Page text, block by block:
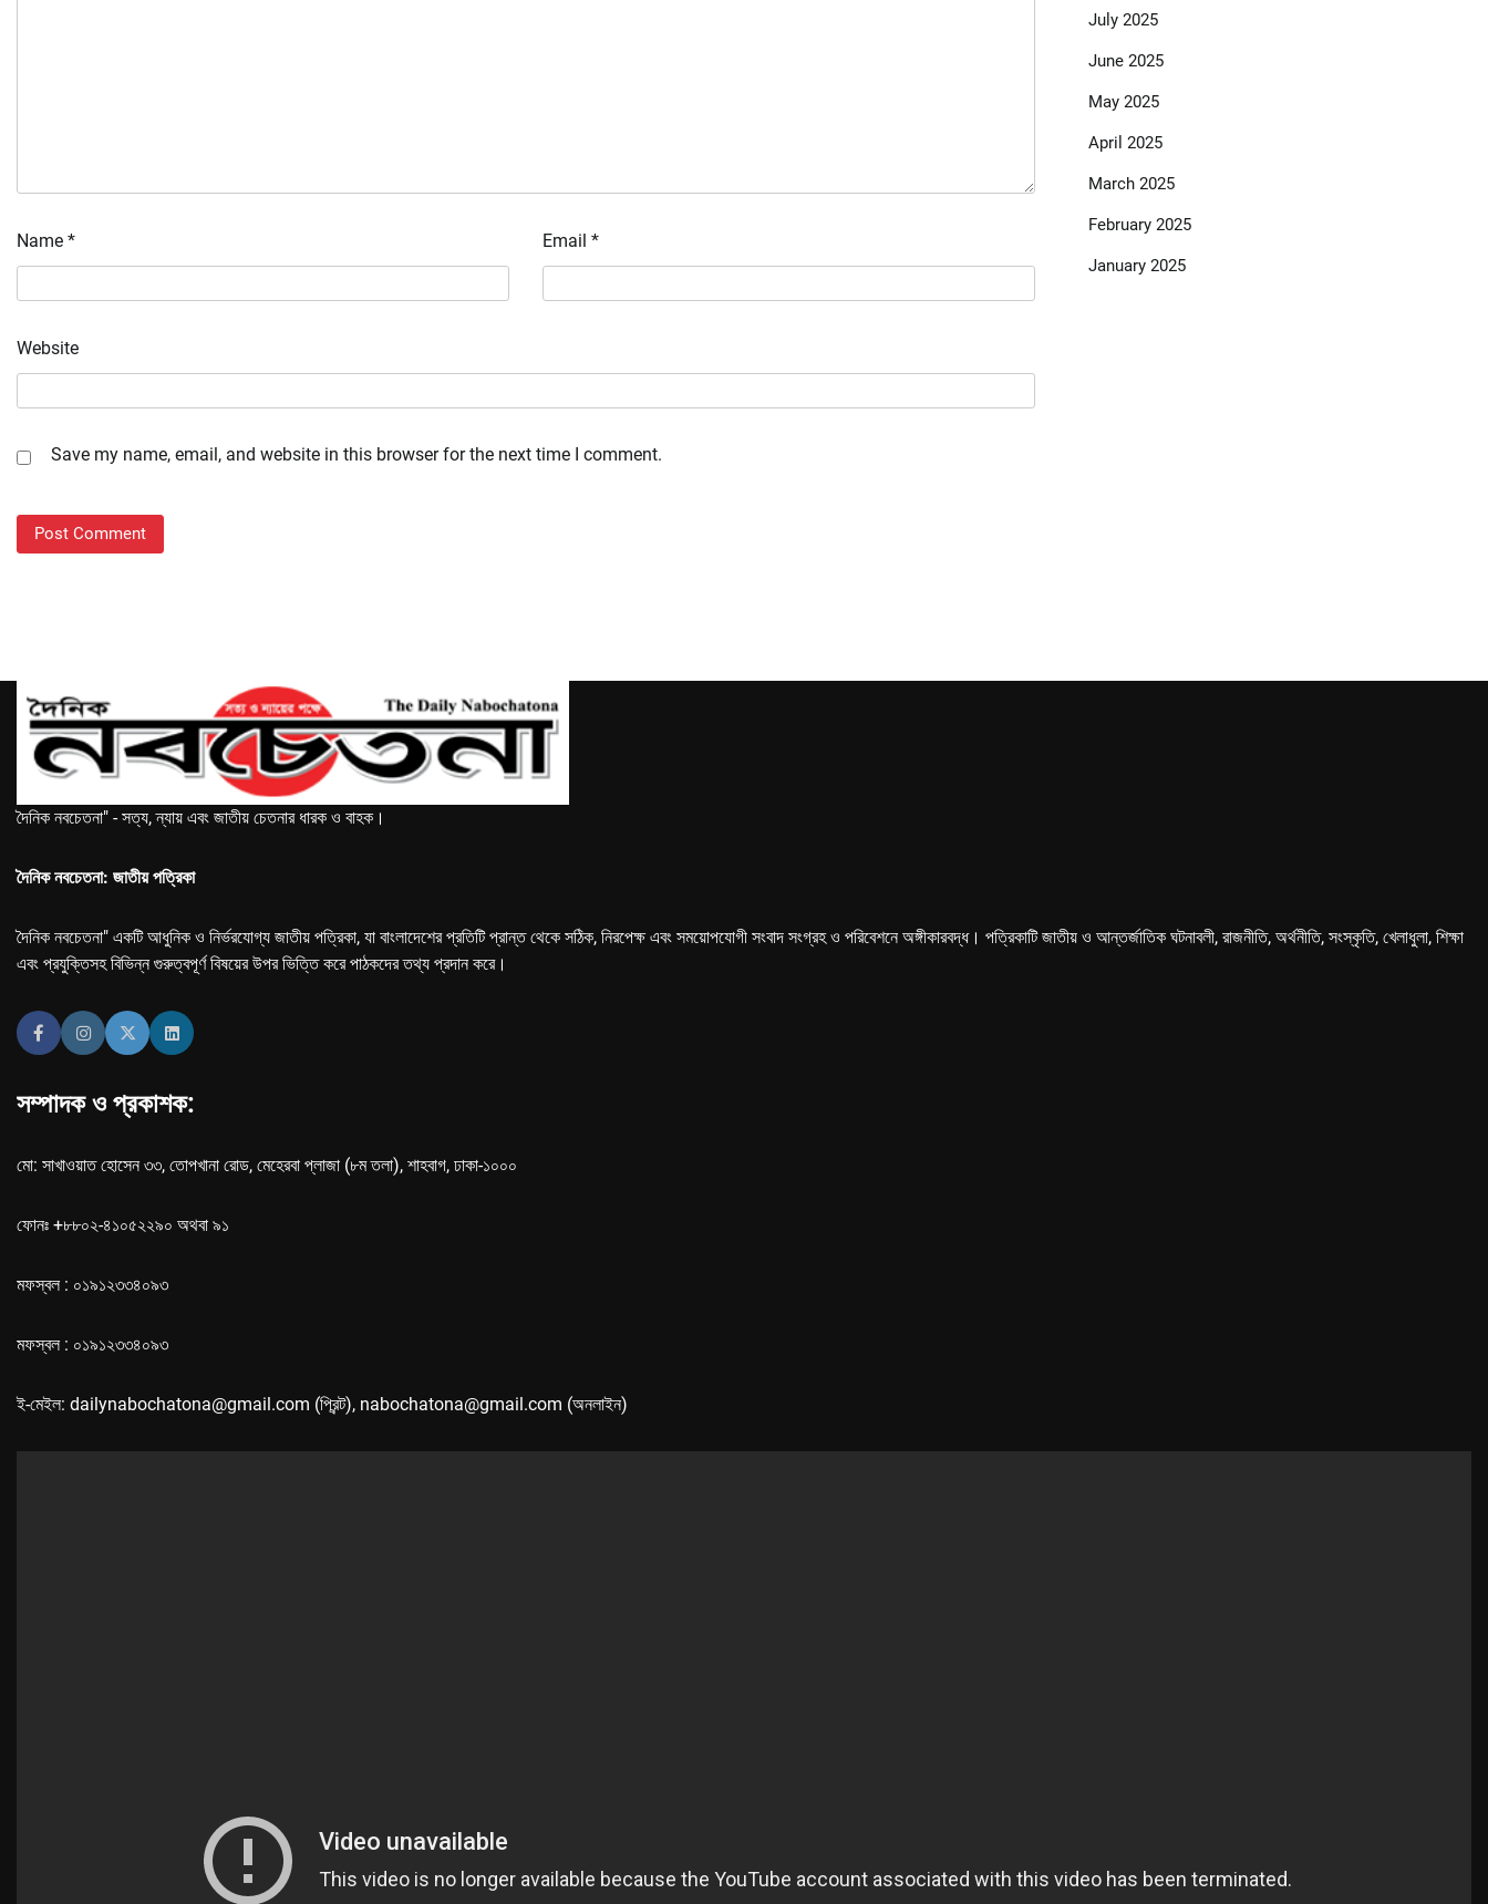
Name * Email *
Website
Save my name, email, and website in this browser for the next time I comment.
July 2025
June 2025
May 2025
April 2025
March 2025
February 2025
January 2025
দৈনিক নবচেতনা" - সত্য, ন্যায় এবং জাতীয় চেতনার ধারক ও বাহক।
দৈনিক নবচেতনা: জাতীয় পত্রিকা
দৈনিক নবচেতনা" একটি আধুনিক ও নির্ভরযোগ্য জাতীয় পত্রিকা, যা বাংলাদেশের প্রতিটি প্রান্ত থেকে সঠিক, নিরপেক্ষ এবং সময়োপযোগী সংবাদ সংগ্রহ ও পরিবেশনে অঙ্গীকারবদ্ধ। পত্রিকাটি জাতীয় ও আন্তর্জাতিক ঘটনাবলী, রাজনীতি, অর্থনীতি, সংস্কৃতি, খেলাধুলা, শিক্ষা
এবং প্রযুক্তিসহ বিভিন্ন গুরুত্বপূর্ণ বিষয়ের উপর ভিত্তি করে পাঠকদের তথ্য প্রদান করে।
সম্পাদক ও প্রকাশক:
মো: সাখাওয়াত হোসেন ৩৩, তোপখানা রোড, মেহেরবা প্লাজা (৮ম তলা), শাহবাগ, ঢাকা-১০০০
ফোনঃ +৮৮০২-৪১০৫২২৯০ অথবা ৯১
মফস্বল : ০১৯১২৩৩৪০৯৩
মফস্বল : ০১৯১২৩৩৪০৯৩
ই-মেইল: dailynabochatona@gmail.com (প্রিন্ট), nabochatona@gmail.com (অনলাইন)